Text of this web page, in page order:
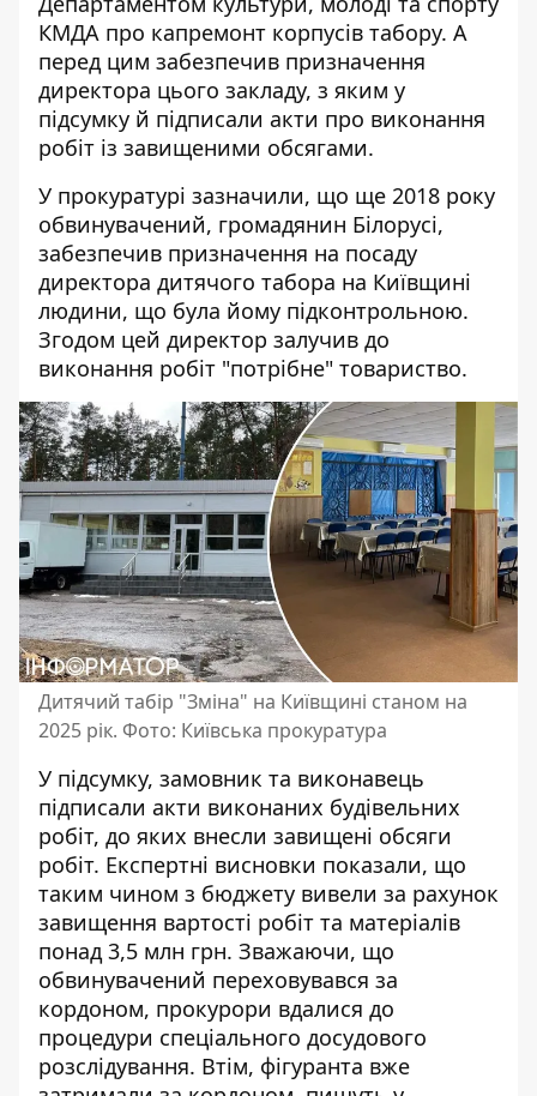
КМДА про капремонт корпусів табору. А
перед цим забезпечив призначення
директора цього закладу, з яким у
підсумку й підписали акти про виконання
робіт із завищеними обсягами.
У прокуратурі зазначили, що ще 2018 року
обвинувачений, громадянин Білорусі,
забезпечив призначення на посаду
директора дитячого табора на Київщині
людини, що була йому підконтрольною.
Згодом цей директор залучив до
виконання робіт "потрібне" товариство.
Дитячий табір "Зміна" на Київщині станом на
2025 рік. Фото: Київська прокуратура
У підсумку, замовник та виконавець
підписали акти виконаних будівельних
робіт, до яких внесли завищені обсяги
робіт. Експертні висновки показали, що
таким чином з бюджету вивели за рахунок
завищення вартості робіт та матеріалів
понад 3,5 млн грн. Зважаючи, що
обвинувачений переховувався за
кордоном, прокурори вдалися до
процедури спеціального досудового
розслідування. Втім, фігуранта вже